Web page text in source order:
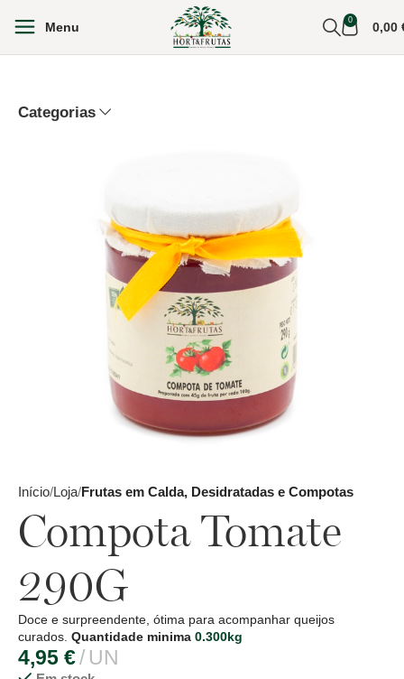
Menu 0 0,00
Categorias
Início Loja Frutas em Calda, Desidratadas e Compotas
Compota Tomate
290G
Doce e surpreendente, ótima para acompanhar queijos
curados. Quantidade minima 0.300kg
4,95 € UN